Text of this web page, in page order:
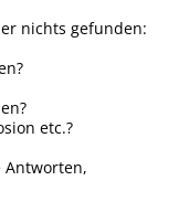
nichts gefunden:
etc.?
Antworten,